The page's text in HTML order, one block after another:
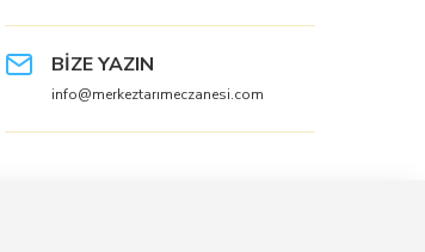
BİZE YAZIN
info@merkeztarımeczanesi.com